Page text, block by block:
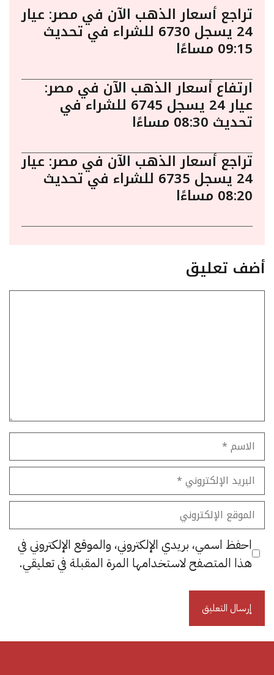
تراجع أسعار الذهب الآن في مصر: عيار
24 يسجل 6730 للشراء في تحديث
09:15 مساءًا
ارتفاع أسعار الذهب الآن في مصر:
عيار 24 يسجل 6745 للشراء في
تحديث 08:30 مساءًا
تراجع أسعار الذهب الآن في مصر: عيار
24 يسجل 6735 للشراء في تحديث
08:20 مساءًا
أضف تعليق
الاسم
البريد
الإلكتروني
الموقع
الإلكتروني
احفظ اسمي، بريدي الإلكتروني، والموقع الإلكتروني في
هذا المتصفح لاستخدامها المرة المقبلة في تعليقي.